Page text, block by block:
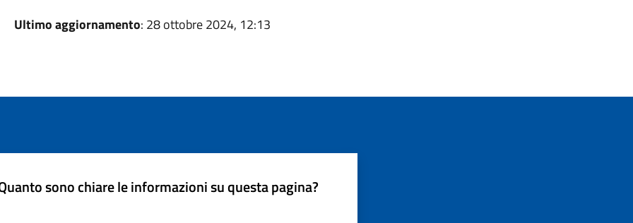
Ultimo aggiornamento: 28 ottobre 2024, 12:13
sono chiare le informazioni su questa pagina?